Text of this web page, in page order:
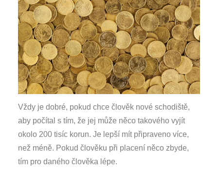
Vždy je dobré, pokud chce člověk nové schodiště,
aby počítal s tím, že jej může něco takového vyjít
okolo 200 tisíc korun. Je lepší mít připraveno více,
než méně. Pokud člověku při placení něco zbyde,
tím pro daného člověka lépe.